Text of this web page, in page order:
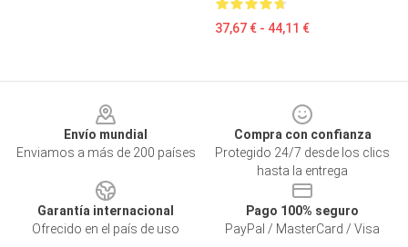
37,67 € - 44,11 €
Envío mundial
Enviamos a más de 200 países
Compra con confianza
Protegido 24/7 desde los clics
hasta la entrega
Garantía internacional
Ofrecido en el país de uso
Pago 100% seguro
PayPal / MasterCard / Visa